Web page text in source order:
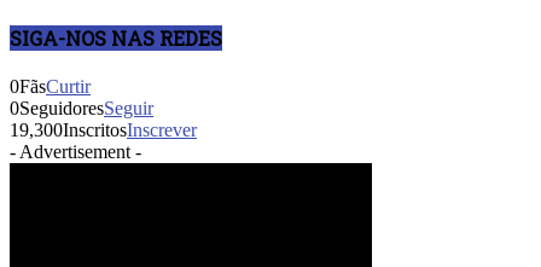
SIGA-NOS NAS REDES
0FãsCurtir
0SeguidoresSeguir
19,300InscritosInscrever
- Advertisement -